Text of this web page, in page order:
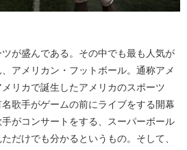
が盛んである。その中でも最も人気が
アメリカン・フットボール。通称アメ
リカで誕生したアメリカのスポーツ
歌手がゲームの前にライブをする開幕
がコンサートをする、スーパーボール
だけでも分かるというもの。そして、